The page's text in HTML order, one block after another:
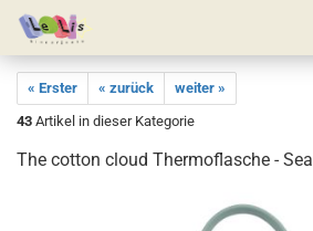
« Erster « zurück
weiter »
43 Artikel in dieser Kategorie
The cotton cloud Thermoflasche - Sea